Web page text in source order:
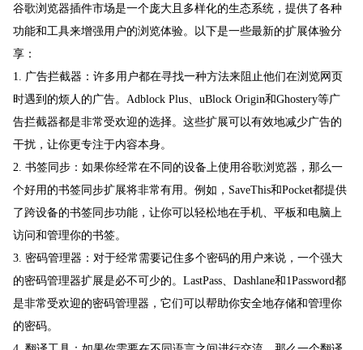
谷歌浏览器插件市场是一个庞大且多样化的生态系统，提供了各种
功能和工具来增强用户的浏览体验。以下是一些最新的扩展体验分
享：
1. 广告拦截器：许多用户都在寻找一种方法来阻止他们在浏览网页
时遇到的烦人的广告。Adblock Plus、uBlock Origin和Ghostery等广
告拦截器都是非常受欢迎的选择。这些扩展可以有效地减少广告的
干扰，让你更专注于内容本身。
2. 书签同步：如果你经常在不同的设备上使用谷歌浏览器，那么一
个好用的书签同步扩展将非常有用。例如，SaveThis和Pocket都提供
了跨设备的书签同步功能，让你可以轻松地在手机、平板和电脑上
访问和管理你的书签。
3. 密码管理器：对于经常需要记住多个密码的用户来说，一个强大
的密码管理器扩展是必不可少的。LastPass、Dashlane和1Password都
是非常受欢迎的密码管理器，它们可以帮助你安全地存储和管理你
的密码。